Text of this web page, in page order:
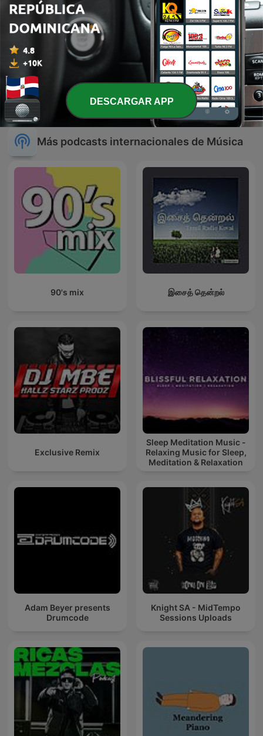
BOLEROS Y TRIOS
ROMANTICOS
106.3 The Oldies
Más podcasts internacionales de Música
90's mix இசைத் தென்றல்
Exclusive Remix
Sleep Meditation Music -
Relaxing Music for Sleep,
Meditation & Relaxation
Adam Beyer presents
Drumcode
Knight SA - MidTempo
Sessions Uploads
DESCARGAR APP